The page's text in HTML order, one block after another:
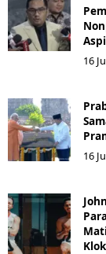
16
16